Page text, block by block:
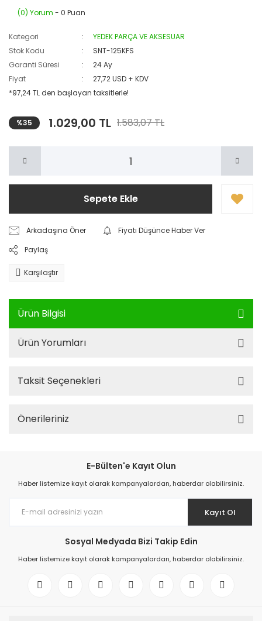
(0) Yorum - 0 Puan
Kategori
YEDEK PARÇA VE AKSESUAR
Stok Kodu
SNT-125KFS
Garanti Süresi
24 Ay
Fiyat
27,72 USD + KDV
*97,24 TL den başlayan taksitlerle!
%35 1.029,00 TL 1.583,07 TL
Sepete Ekle
Arkadaşına Öner
Fiyatı Düşünce Haber Ver
Paylaş
Karşılaştır
Ürün Bilgisi
Ürün Yorumları
Taksit Seçenekleri
Önerileriniz
E-Bülten'e Kayıt Olun
Haber listemize kayıt olarak kampanyalardan, haberdar olabilirsiniz.
Kayıt Ol
Sosyal Medyada Bizi Takip Edin
Haber listemize kayıt olarak kampanyalardan, haberdar olabilirsiniz.